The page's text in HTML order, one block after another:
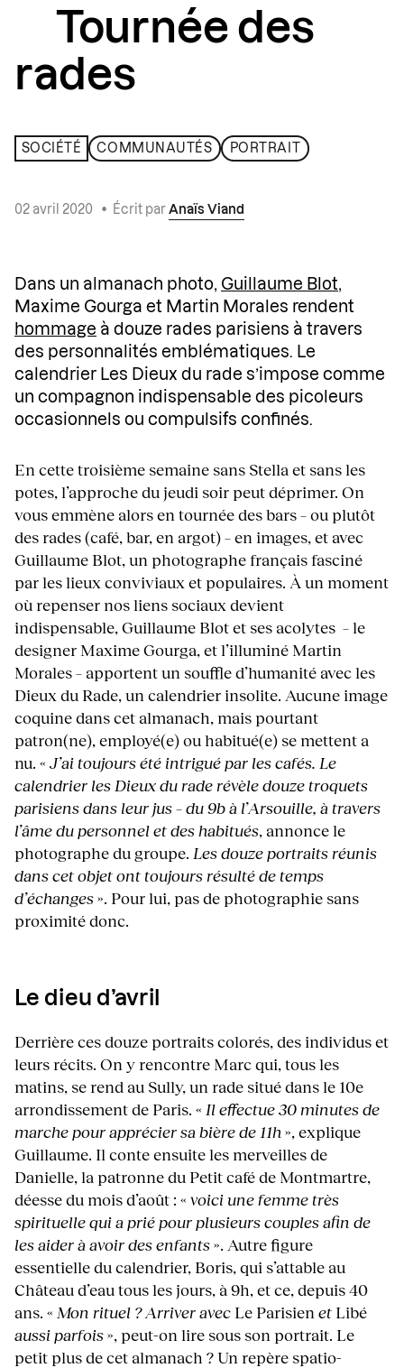
Tournée des
rades
SOCIÉTÉ COMMUNAUTÉS PORTRAIT
02 avril 2020 • Écrit par Anaïs Viand
Dans un almanach photo, Guillaume Blot,
Maxime Gourga et Martin Morales rendent
hommage à douze rades parisiens à travers
des personnalités emblématiques. Le
calendrier Les Dieux du rade s’impose comme
un compagnon indispensable des picoleurs
occasionnels ou compulsifs confinés.
En cette troisième semaine sans Stella et sans les
potes, l’approche du jeudi soir peut déprimer. On
vous emmène alors en tournée des bars – ou plutôt
des rades (café, bar, en argot) – en images, et avec
Guillaume Blot, un photographe français fasciné
par les lieux conviviaux et populaires. À un moment
où repenser nos liens sociaux devient
indispensable, Guillaume Blot et ses acolytes – le
designer Maxime Gourga, et l’illuminé Martin
Morales – apportent un souffle d’humanité avec les
Dieux du Rade, un calendrier insolite. Aucune image
coquine dans cet almanach, mais pourtant
patron(ne), employé(e) ou habitué(e) se mettent a
nu. «J’ai toujours été intrigué par les cafés. Le
calendrier les Dieux du rade révèle douze troquets
parisiens dans leur jus – du 9b à l’Arsouille, à travers
l’âme du personnel et des habitués, annonce le
photographe du groupe. Les douze portraits réunis
dans cet objet ont toujours résulté de temps
d’échanges». Pour lui, pas de photographie sans
proximité donc.
Le dieu d’avril
Derrière ces douze portraits colorés, des individus et
leurs récits. On y rencontre Marc qui, tous les
matins, se rend au Sully, un rade situé dans le 10e
arrondissement de Paris. « Il effectue 30 minutes de
marche pour apprécier sa bière de 11h», explique
Guillaume. Il conte ensuite les merveilles de
Danielle, la patronne du Petit café de Montmartre,
déesse du mois d’août : « voici une femme très
spirituelle qui a prié pour plusieurs couples afin de
les aider à avoir des enfants». Autre figure
essentielle du calendrier, Boris, qui s’attable au
Château d’eau tous les jours, à 9h, et ce, depuis 40
ans. « Mon rituel ? Arriver avec Le Parisien et Libé
aussi parfois», peut-on lire sous son portrait. Le
petit plus de cet almanach ? Un repère spatio-